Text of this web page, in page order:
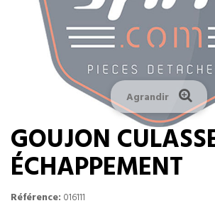
Agrandir
GOUJON
ÉCHAPPEMENT
Référence: 016111